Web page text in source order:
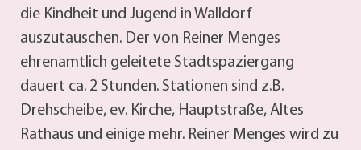
die Kindheit und Jugend in Walldorf
auszutauschen. Der von Reiner Menges
ehrenamtlich geleitete Stadtspaziergang
dauert ca. 2 Stunden. Stationen sind z.B.
Drehscheibe, ev. Kirche, Hauptstraße, Altes
Rathaus und einige mehr. Reiner Menges wird zu